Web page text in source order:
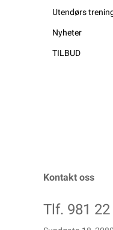
Utendørs
Nyheter
TILBUD
Kontakt oss
Tlf. 981 22